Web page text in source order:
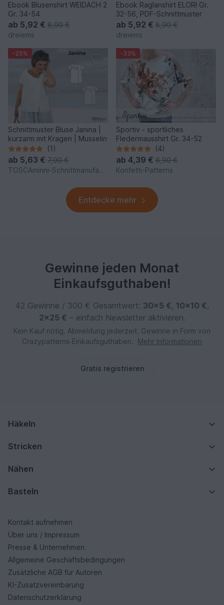
Ebook Blusenshirt WEIDACH 2
Gr. 34-54
ab 5,92 € 8,90 €
dreiems
Ebook Raglanshirt ELORI Gr.
32-56, PDF-Schnittmuster
ab 5,92 € 8,90 €
dreiems
-25%
Schnittmuster Bluse Janina |
kurzarm mit Kragen | Musselin
(1)
ab 5,63 € 7,90 €
TOSCAminni-Schnittmanufaktur
-33%
Sportiv - sportliches
Fledermausshirt Gr. 34-52
(4)
ab 4,39 € 6,90 €
Konfetti-Patterns
Entdecke mehr
Gewinne jeden Monat
Einkaufsguthaben!
42 Gewinne / 300 € Gesamtwert: 30×5 €, 10×10 €,
2×25 € – einfach Newsletter aktivieren.
Kein Kauf nötig. Abmeldung jederzeit. Gewinne in Form von
Crazypatterns‑Einkaufsguthaben.
Mehr Informationen
Gratis registrieren
Häkeln
Stricken
Nähen
Basteln
Kontakt aufnehmen
Über uns / Impressum
Presse & Unternehmen
Allgemeine Geschäftsbedingungen
Zusätzliche AGB für Autoren
KI-Zusatzvereinbarung
Datenschutzerklärung